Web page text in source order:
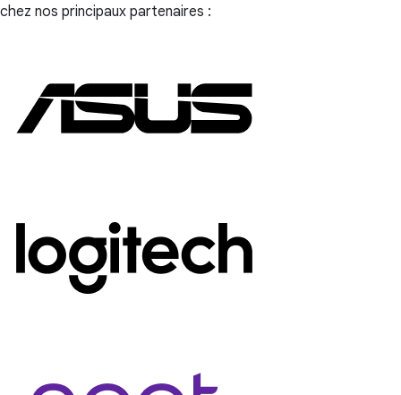
chez nos principaux partenaires :